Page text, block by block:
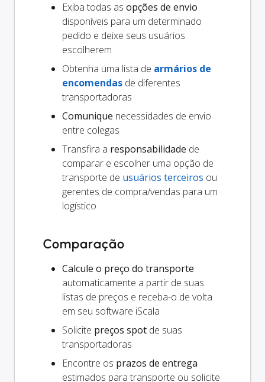
Exiba todas as opções de envio
disponíveis para um determinado
pedido e deixe seus usuários
escolherem
Obtenha uma lista de armários de
encomendas de diferentes
transportadoras
Comunique necessidades de envio
entre colegas
Transfira a responsabilidade de
comparar e escolher uma opção de
transporte de usuários terceiros ou
gerentes de compra/vendas para um
logístico
Comparação
Calcule o preço do transporte
automaticamente a partir de suas
listas de preços e receba-o de volta
em seu software iScala
Solicite preços spot de suas
transportadoras
Encontre os prazos de entrega
estimados para transporte ou solicite